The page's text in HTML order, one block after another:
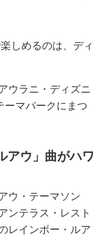
しめるのは、ディ
ウラニ・ディズニ
ーマパークにまつ
アウ」曲がハワ
ウ・テーマソン
ンテラス・レスト
レインボー・ルア